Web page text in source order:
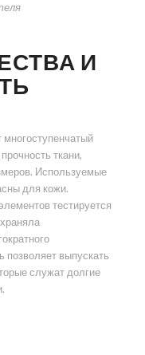
И
ткани,
Используемые
для кожи.
тестируется
позволяет выпускать
служат долгие